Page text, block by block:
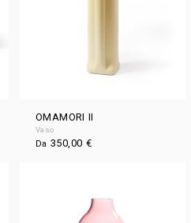
OMAMORI II
Vaso
Da350,00 €